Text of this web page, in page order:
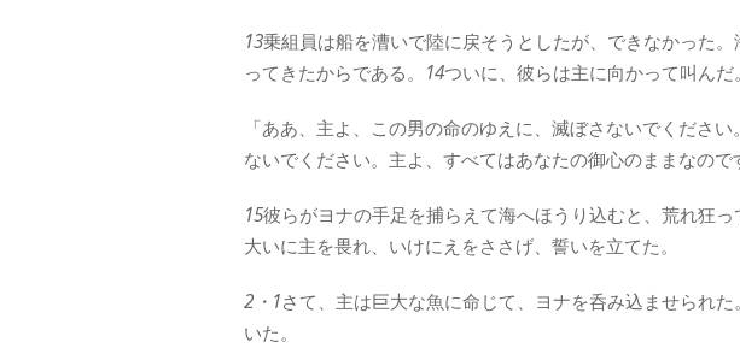
13乗組員は船を漕いで陸に戻そうとしたが、できなかった
ってきたからである。 14ついに、彼らは主に向かって叫んだ。
「ああ、主よ、この男の命のゆえに、滅ぼさないでくださ
ないでください。主よ、すべてはあなたの御心のままなので
15彼らがヨナの手足を捕らえて海へほうり込むと、荒れ狂っ
大いに主を畏れ、いけにえをささげ、誓いを立てた。
2・1さて、主は巨大な魚に命じて、ヨナを呑み込ませられ
いた。